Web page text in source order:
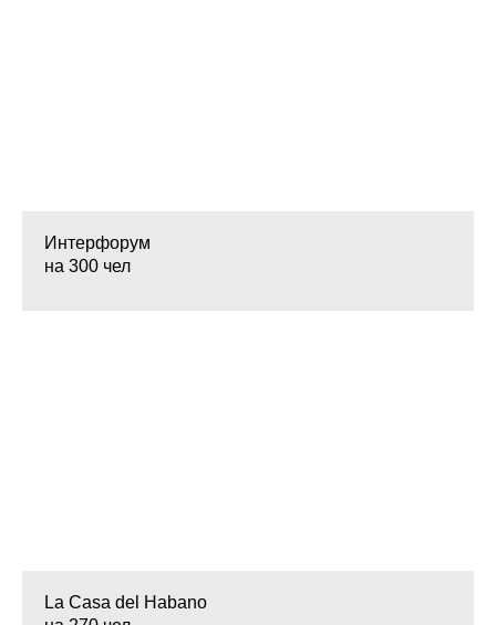
Интерфорум
на 300 чел
La Casa del Habano